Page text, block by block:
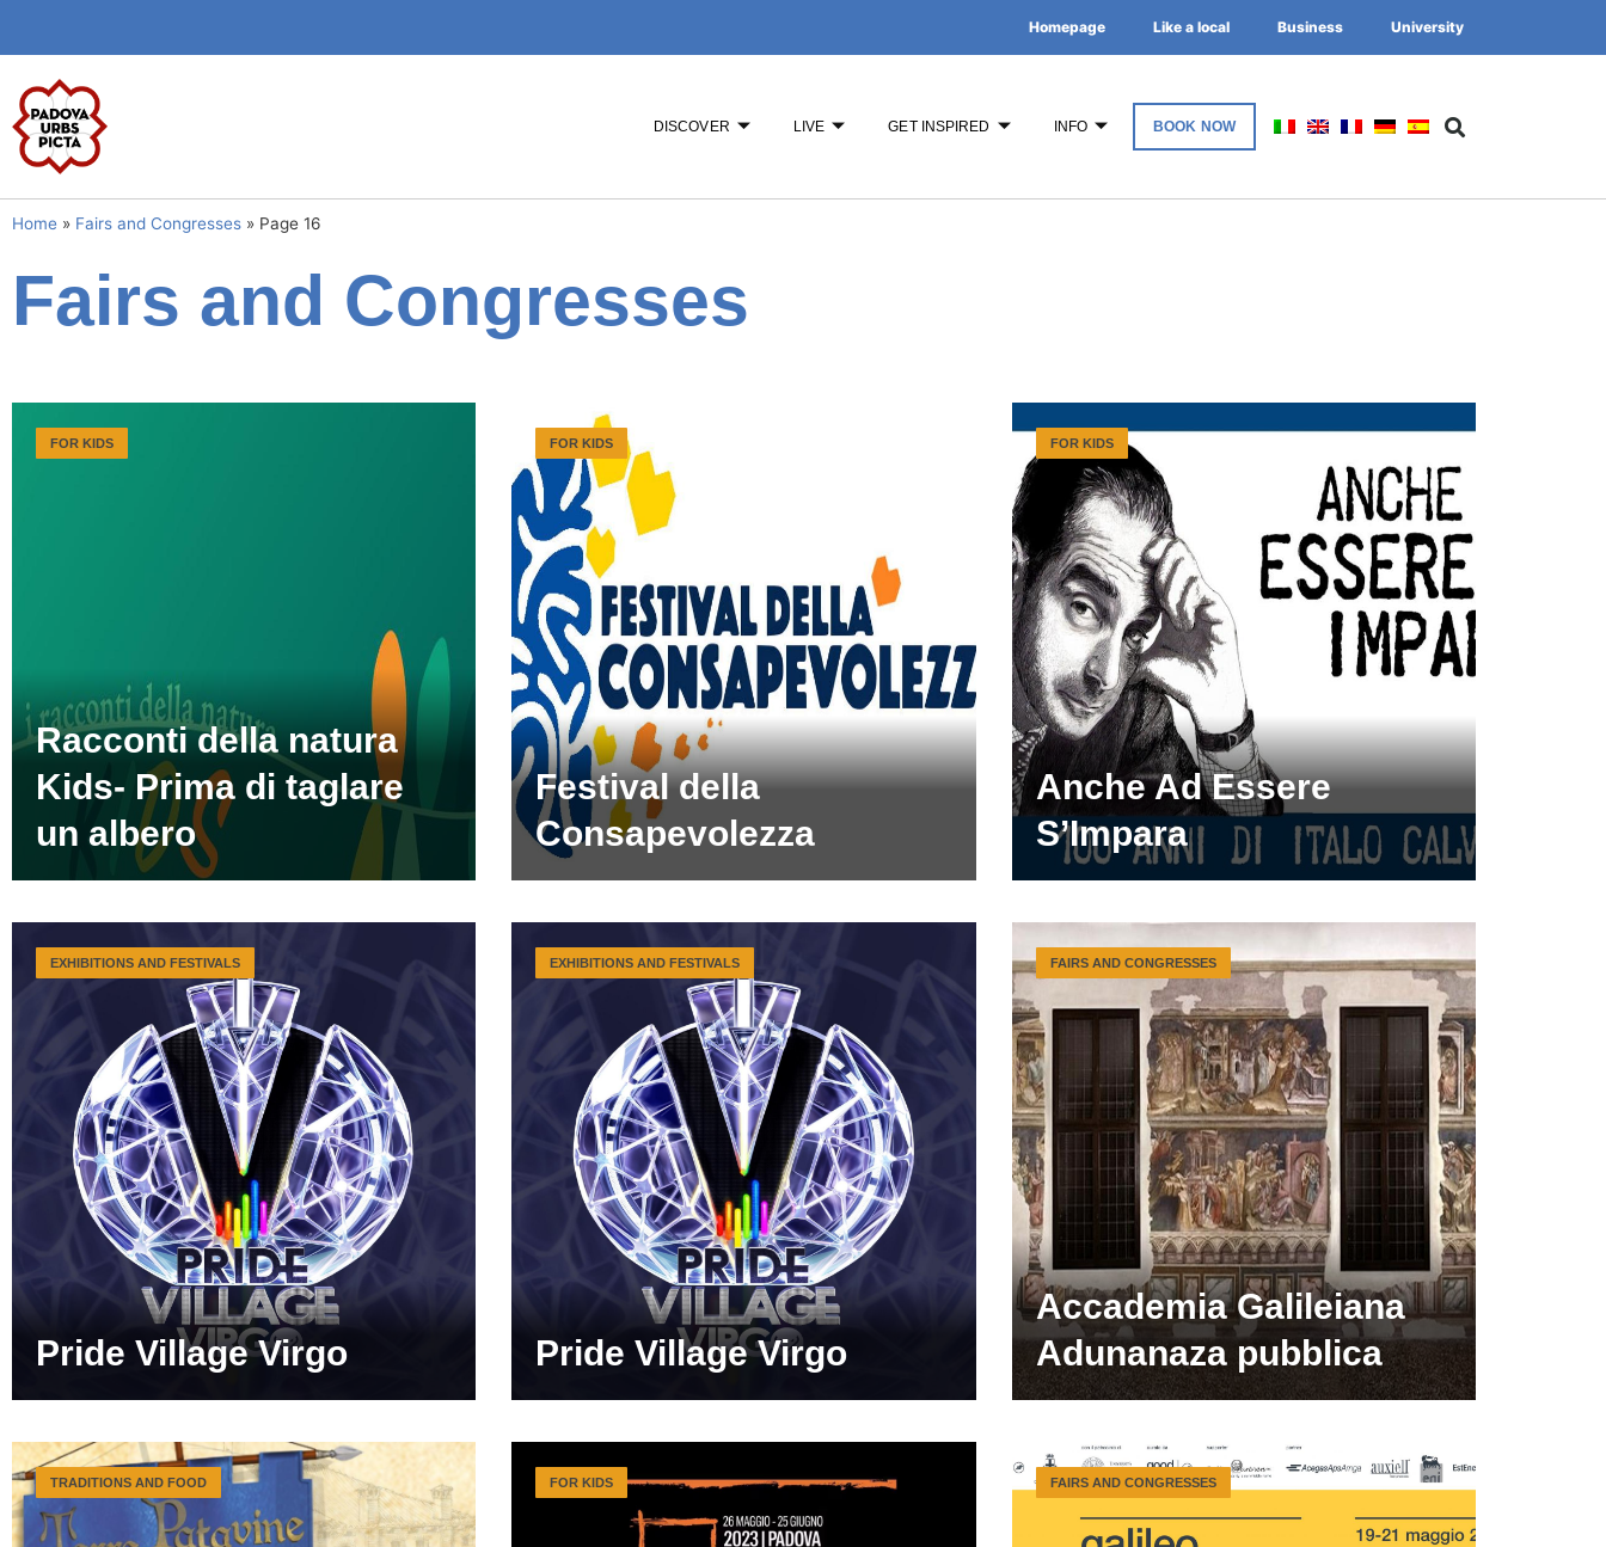
Homepage Like a local Business University
DISCOVER LIVE GET INSPIRED INFO BOOK NOW
Home » Fairs and Congresses » Page 16
Fairs and Congresses
Racconti della natura
Kids- Prima di taglare
un albero
FOR KIDS
Festival della
Consapevolezza
FOR KIDS
Anche Ad Essere
S’Impara
FOR KIDS
Pride Village Virgo
EXHIBITIONS AND FESTIVALS
Pride Village Virgo
EXHIBITIONS AND FESTIVALS
Accademia Galileiana
Adunanaza pubblica
FAIRS AND CONGRESSES
TRADITIONS AND FOOD FOR KIDS FAIRS AND CONGRESSES